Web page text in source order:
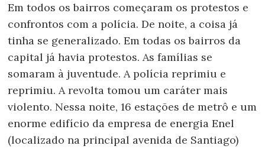
Em todos os bairros começaram os protestos e
confrontos com a polícia. De noite, a coisa já
tinha se generalizado. Em todas os bairros da
capital já havia protestos. As famílias se
somaram à juventude. A polícia reprimiu e
reprimiu. A revolta tomou um caráter mais
violento. Nessa noite, 16 estações de metrô e um
enorme edifício da empresa de energia Enel
(localizado na principal avenida de Santiago)